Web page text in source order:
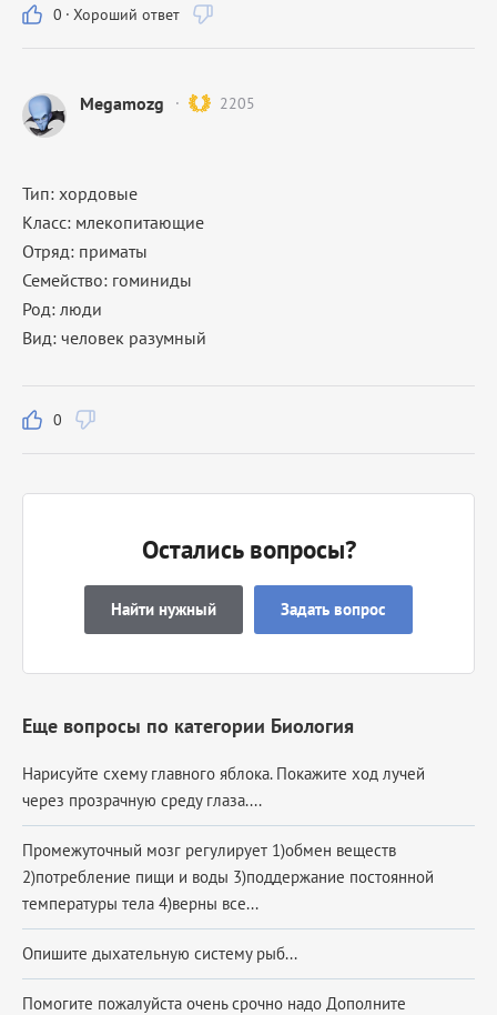
0 · Хороший ответ
Megamozg 2205
Тип: хордовые
Класс: млекопитающие
Отряд: приматы
Семейство: гоминиды
Род: люди
Вид: человек разумный
0
Остались вопросы?
Найти нужный Задать вопрос
Еще вопросы по категории Биология
Нарисуйте схему главного яблока. Покажите ход лучей
через прозрачную среду глаза....
Промежуточный мозг регулирует 1)обмен веществ
2)потребление пищи и воды 3)поддержание постоянной
температуры тела 4)верны все...
Опишите дыхательную систему рыб...
Помогите пожалуйста очень срочно надо Дополните